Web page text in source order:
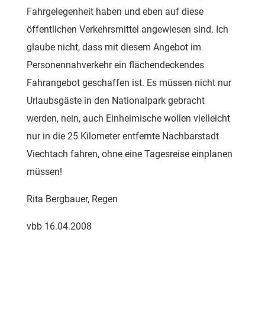
Fahrgelegenheit haben und eben auf diese
öffentlichen Verkehrsmittel angewiesen sind. Ich
glaube nicht, dass mit diesem Angebot im
Personennahverkehr ein flächendeckendes
Fahrangebot geschaffen ist. Es müssen nicht nur
Urlaubsgäste in den Nationalpark gebracht
werden, nein, auch Einheimische wollen vielleicht
nur in die 25 Kilometer entfernte Nachbarstadt
Viechtach fahren, ohne eine Tagesreise einplanen
müssen!
Rita Bergbauer, Regen
vbb 16.04.2008